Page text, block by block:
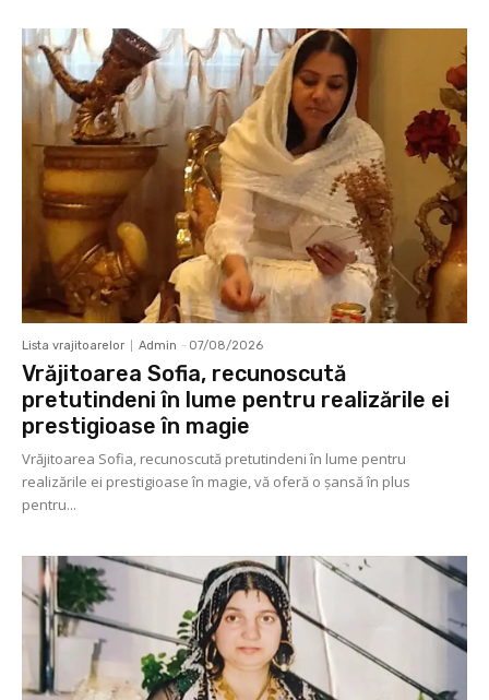
Lista vrajitoarelor Admin - 07/08/2026
Vrăjitoarea Sofia, recunoscută
pretutindeni în lume pentru realizările ei
prestigioase în magie
Vrăjitoarea Sofia, recunoscută pretutindeni în lume pentru
realizările ei prestigioase în magie, vă oferă o şansă în plus
pentru...